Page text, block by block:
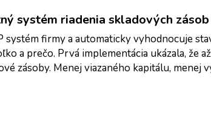
systém riadenia skladových
firmy a automaticky vyhodnocuje
a prečo. Prvá implementácia ukázala, že
zásoby. Menej viazaného kapitálu, menej